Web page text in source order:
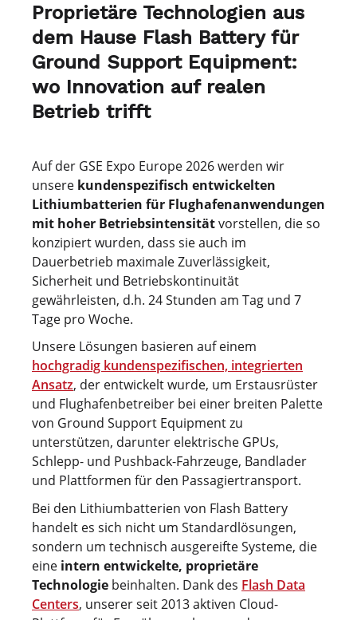
Proprietäre Technologien aus
dem Hause Flash Battery für
Ground Support Equipment:
wo Innovation auf realen
Betrieb trifft
Auf der GSE Expo Europe 2026 werden wir
unsere kundenspezifisch entwickelten
Lithiumbatterien für Flughafenanwendungen
mit hoher Betriebsintensitätvorstellen, die so
konzipiert wurden, dass sie auch im
Dauerbetrieb maximale Zuverlässigkeit,
Sicherheit und Betriebskontinuität
gewährleisten, d.h. 24 Stunden am Tag und 7
Tage pro Woche.
Unsere Lösungen basieren auf einem
hochgradig kundenspezifischen, integrierten
Ansatz, der entwickelt wurde, um Erstausrüster
und Flughafenbetreiber bei einer breiten Palette
von Ground Support Equipment zu
unterstützen, darunter elektrische GPUs,
Schlepp- und Pushback-Fahrzeuge, Bandlader
und Plattformen für den Passagiertransport.
Bei den Lithiumbatterien von Flash Battery
handelt es sich nicht um Standardlösungen,
sondern um technisch ausgereifte Systeme, die
eine intern entwickelte, proprietäre
Technologie beinhalten. Dank des Flash Data
Centers, unserer seit 2013 aktiven Cloud-